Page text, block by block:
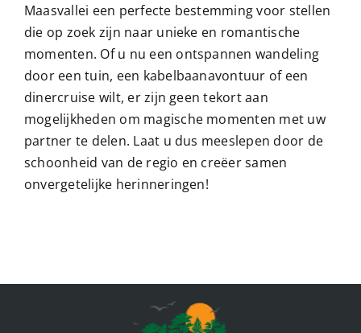
Maasvallei een perfecte bestemming voor stellen
die op zoek zijn naar unieke en romantische
momenten. Of u nu een ontspannen wandeling
door een tuin, een kabelbaanavontuur of een
dinercruise wilt, er zijn geen tekort aan
mogelijkheden om magische momenten met uw
partner te delen. Laat u dus meeslepen door de
schoonheid van de regio en creëer samen
onvergetelijke herinneringen!